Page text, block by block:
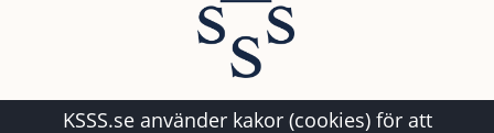
KSSS.se använder kakor (cookies) för att